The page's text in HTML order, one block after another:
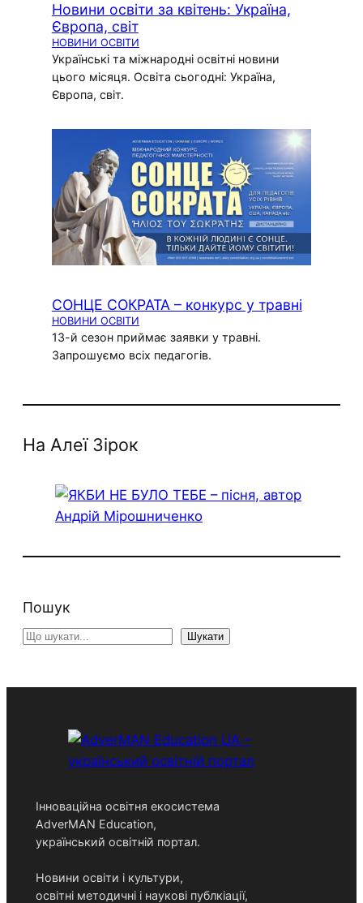
Новини освіти за квітень: Україна,
Європа, світ
НОВИНИ ОСВІТИ
Українські та міжнародні освітні новини
цього місяця. Освіта сьогодні: Україна,
Європа, світ.
СОНЦЕ СОКРАТА – конкурс у травні
НОВИНИ ОСВІТИ
13-й сезон приймає заявки у травні.
Запрошуємо всіх педагогів.
На Алеї Зірок
Пошук
S
Шукати
Інноваційна освітня екосистема
AdverMAN Education,
український освітній портал.
Новини освіти і культури,
освітні методичні і наукові публкіації,